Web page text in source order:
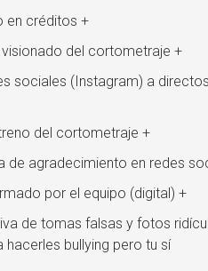
en créditos +
del cortometraje +
sociales (Instagram) a
del cortometraje +
de agradecimiento en redes
por el equipo (digital) +
de tomas falsas y fotos
hacerles bullying pero tu sí